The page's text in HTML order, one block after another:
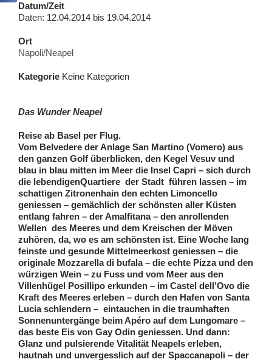
Datum/Zeit
Daten: 12.04.2014 bis 19.04.2014
Ort
Napoli/Neapel
Kategorie Keine Kategorien
Das Wunder Neapel
Reise ab Basel per Flug.
Vom Belvedere der Anlage San Martino (Vomero) aus
den ganzen Golf überblicken, den Kegel Vesuv und
blau in blau mitten im Meer die Insel Capri – sich durch
die lebendigenQuartiere der Stadt führen lassen – im
schattigen Zitronenhain den echten Limoncello
geniessen – gemächlich der schönsten aller Küsten
entlang fahren – der Amalfitana – den anrollenden
Wellen des Meeres und dem Kreischen der Möven
zuhören, da, wo es am schönsten ist. Eine Woche lang
feinste und gesunde Mittelmeerkost geniessen – die
originale Mozzarella di bufala – die echte Pizza und den
würzigen Wein – zu Fuss und vom Meer aus den
Villenhügel Posillipo erkunden – im Castel dell’Ovo die
Kraft des Meeres erleben – durch den Hafen von Santa
Lucia schlendern – eintauchen in die traumhaften
Sonnenuntergänge beim Apéro auf dem Lungomare –
das beste Eis von Gay Odin geniessen. Und dann:
Glanz und pulsierende Vitalität Neapels erleben,
hautnah und unvergesslich auf der Spaccanapoli – der